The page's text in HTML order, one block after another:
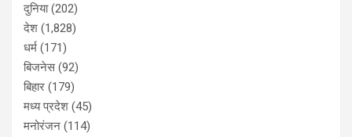
दुनिया(202)
देश (1,828)
धर्म (171)
बिजनेस(92)
बिहार (179)
मध्य प्रदेश (45)
मनोरंजन (114)